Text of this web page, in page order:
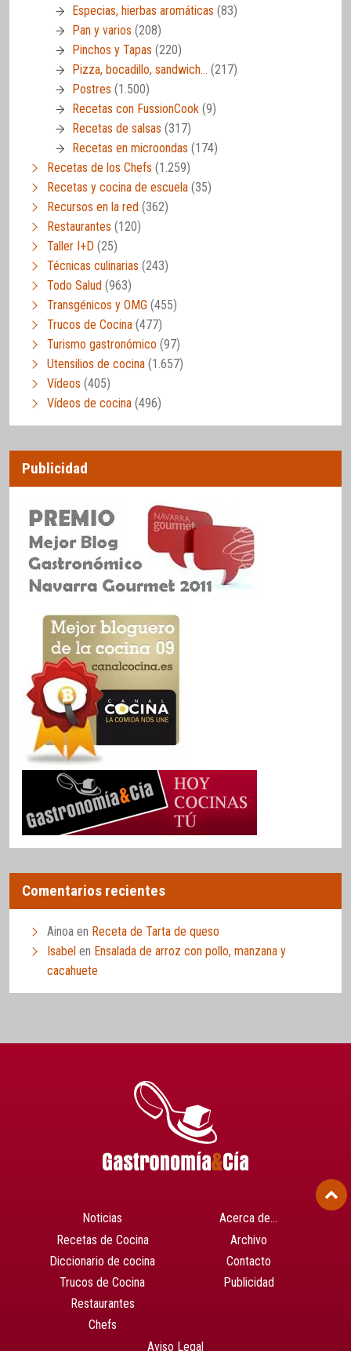
Especias, hierbas aromáticas (83)
Pan y varios (208)
Pinchos y Tapas (220)
Pizza, bocadillo, sandwich… (217)
Postres (1.500)
Recetas con FussionCook (9)
Recetas de salsas (317)
Recetas en microondas (174)
Recetas de los Chefs (1.259)
Recetas y cocina de escuela (35)
Recursos en la red (362)
Restaurantes (120)
Taller I+D (25)
Técnicas culinarias (243)
Todo Salud (963)
Transgénicos y OMG (455)
Trucos de Cocina (477)
Turismo gastronómico (97)
Utensilios de cocina (1.657)
Vídeos (405)
Vídeos de cocina (496)
Publicidad
Comentarios recientes
Ainoa en Receta de Tarta de queso
Isabel en Ensalada de arroz con pollo, manzana y
cacahuete
Noticias
Recetas de Cocina
Diccionario de cocina
Trucos de Cocina
Restaurantes
Chefs
Acerca de…
Archivo
Contacto
Publicidad
Aviso Legal